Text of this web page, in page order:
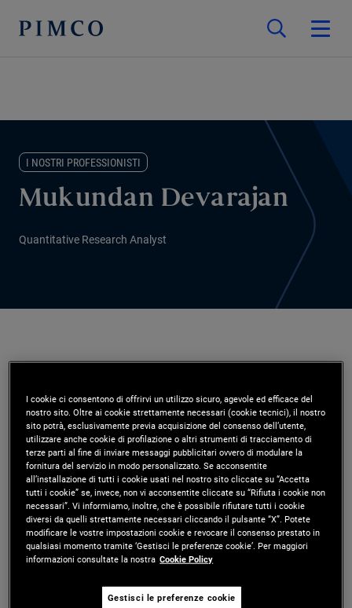
I NOSTRI PROFESSIONISTI
Mukundan Devarajan
Quantitative Research Analyst
analista di ricerca empirica presso la sede di
Newport Beach. Prima di entrare in PIMCO nel
2011, ha ricoperto il ruolo di direttore esecutivo nel
gruppo dedicato alle strategie quantitative presso
Nomura International, dove si è occupato in
particolare dei quadri sistematici per
globali. In precedenza, è stato direttore delle
I cookie ci consentono di offrirvi un utilizzo sicuro, agevole ed efficace del
nostro sito. Oltre ai cookie strettamente necessari (cookie tecnici), il nostro
sito potrà, esclusivamente previa acquisizione del consenso dell’utente,
utilizzare anche cookie di profilazione o altri strumenti di tracciamento di
terze parti al fine di inviare messaggi pubblicitari ovvero di modulare la
fornitura del servizio in modo personalizzato. Se acconsentite
all’installazione di tutti i cookie usati nel nostro sito cliccate su “Accetta
tutti i cookie” se, invece, non vi acconsentite cliccate su “Rifiuta i cookie non
necessari”. Vi informiamo, inoltre, che è possibile rifiutare tutti i cookie
diversi da quelli strettamente necessari cliccando il pulsante “X”. Potete
modificare le vostre impostazioni cookie e revocare il consenso prestato in
qualsiasi momento tramite ‘Gestisci le preferenze cookie’. Per maggiori
informazioni consultate la nostra Cookie Policy
Gestisci le preferenze cookie